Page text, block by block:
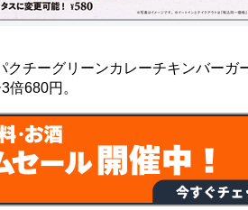
チーグリーンカレーチキンバーガ
倍680円。